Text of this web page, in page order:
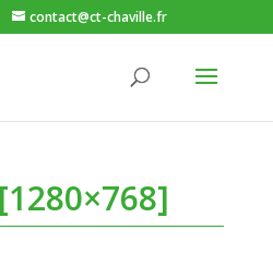
contact@ct-chaville.fr